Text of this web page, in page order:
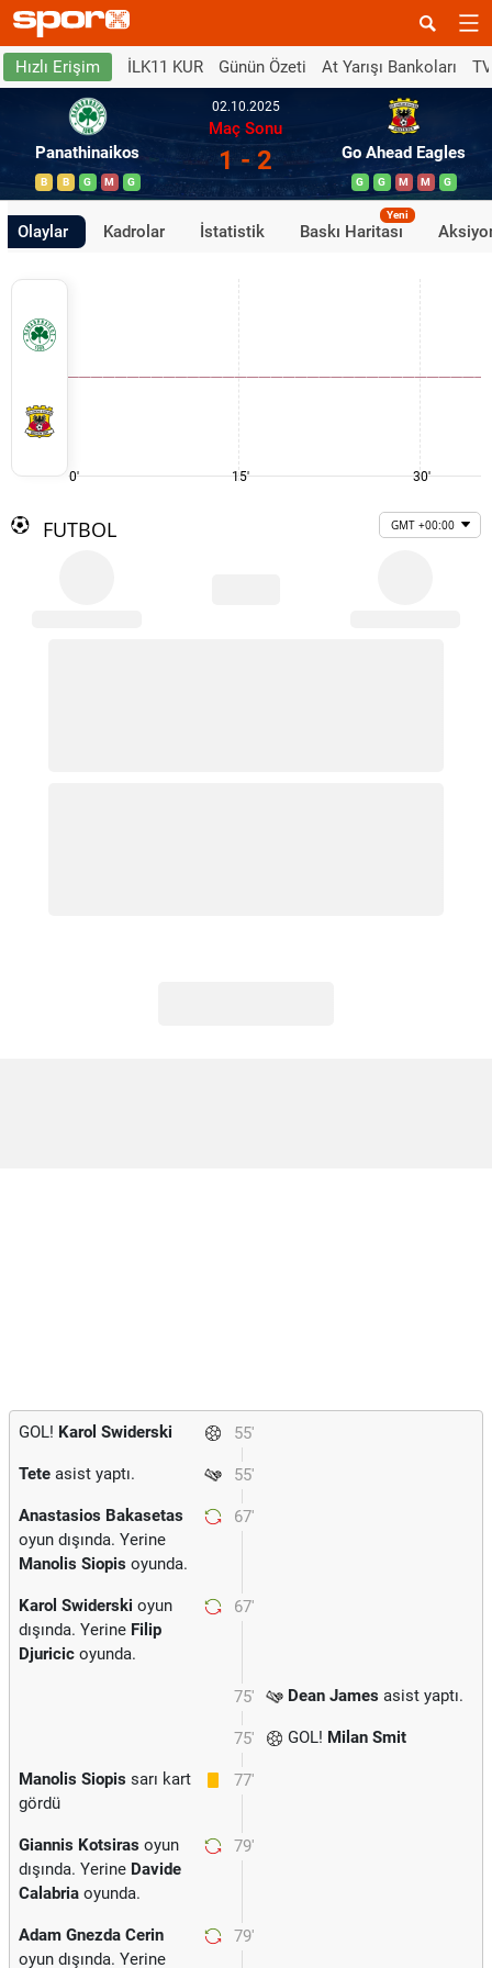
Hızlı Erişim İLK11 KUR Günün Özeti At Yarışı Bankoları
Panathinaikos
B B G M G
02.10.2025
Maç Sonu
1 - 2 Go Ahead Eagles
G G M M G
Olaylar Kadrolar İstatistik Baskı Haritası
Yeni
0' 15' 30'
FUTBOL GMT +00:00
55'
GOL! Karol Swiderski
55'
Tete asist yaptı.
67'
Anastasios Bakasetas
oyun dışında. Yerine
Manolis Siopis oyunda.
67'
Karol Swiderski oyun
dışında. Yerine Filip
Djuricic oyunda.
75' Dean James asist yaptı.
75' GOL! Milan Smit
77'
Manolis Siopis sarı kart
gördü
79'
Giannis Kotsiras oyun
dışında. Yerine Davide
Calabria oyunda.
79'
Adam Gnezda Cerin
oyun dışında. Yerine